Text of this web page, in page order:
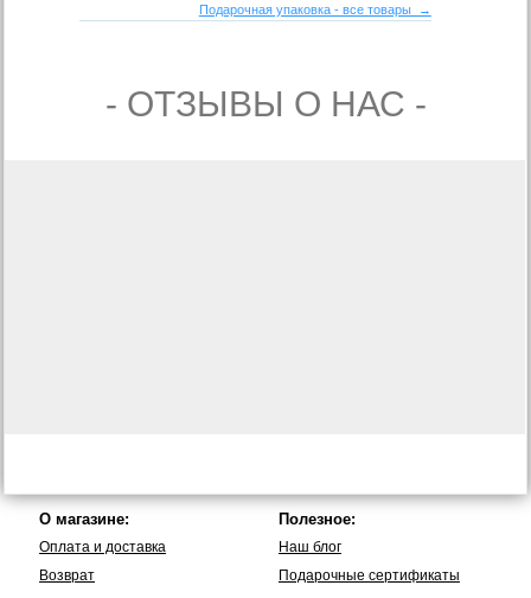
Подарочная упаковка - все товары →
- ОТЗЫВЫ О НАС -
О магазине:
Оплата и доставка
Возврат
Полезное:
Наш блог
Подарочные сертификаты